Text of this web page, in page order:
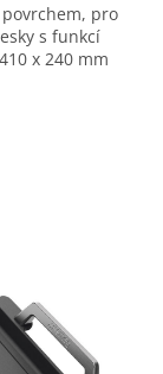
pro
s funkcí
x 240 mm